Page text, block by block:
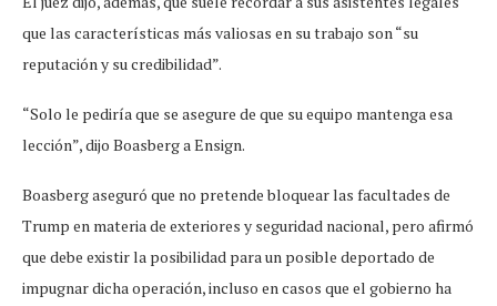
que las características más valiosas en su trabajo son “su
reputación y su credibilidad”.
“Solo le pediría que se asegure de que su equipo mantenga esa
lección”, dijo Boasberg a Ensign.
Boasberg aseguró que no pretende bloquear las facultades de
Trump en materia de exteriores y seguridad nacional, pero afirmó
que debe existir la posibilidad para un posible deportado de
impugnar dicha operación, incluso en casos que el gobierno ha